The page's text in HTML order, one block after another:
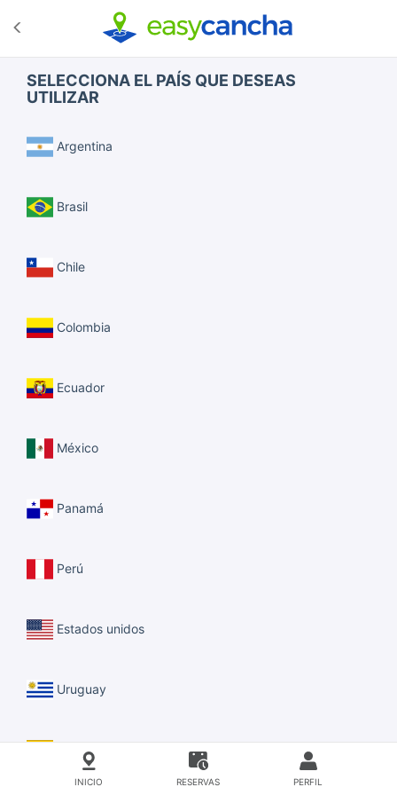
SELECCIONA EL PAÍS QUE DESEAS
UTILIZAR
Argentina
Brasil
Chile
Colombia
Ecuador
México
Panamá
Perú
Estados unidos
Uruguay
Venezuela
INICIO RESERVAS PERFIL